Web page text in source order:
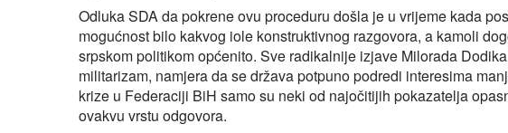
Odluka SDA da pokrene ovu proceduru došla je u vrijeme kada
mogućnost bilo kakvog iole konstruktivnog razgovora, a kamoli
srpskom politikom općenito. Sve radikalnije izjave Milorada
militarizam, namjera da se država potpuno podredi interesima
krize u Federaciji BiH samo su neki od najočitijih pokazatelja
ovakvu vrstu odgovora.